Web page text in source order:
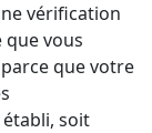
vérification
que vous
que votre
soit